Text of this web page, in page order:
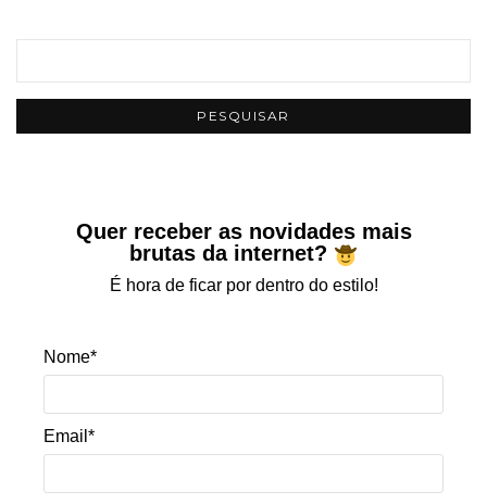
Quer receber as novidades mais
brutas da internet?
É hora de ficar por dentro do estilo!
Nome*
Email*